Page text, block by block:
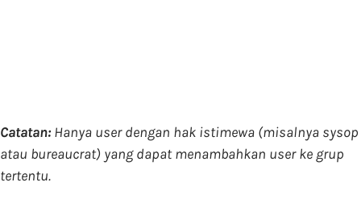
Catatan: Hanya user dengan hak istimewa (misalnya sysop
atau bureaucrat) yang dapat menambahkan user ke grup
tertentu.